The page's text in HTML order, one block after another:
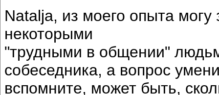
Natalja, из моего опыта
некоторыми
"трудными в общении"
собеседника, а вопрос
вспомните, может быть,